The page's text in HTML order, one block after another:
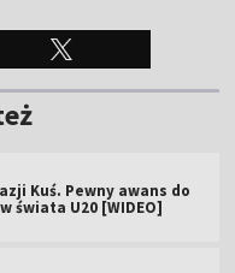
Kuś. Pewny awans do
świata U20 [WIDEO]